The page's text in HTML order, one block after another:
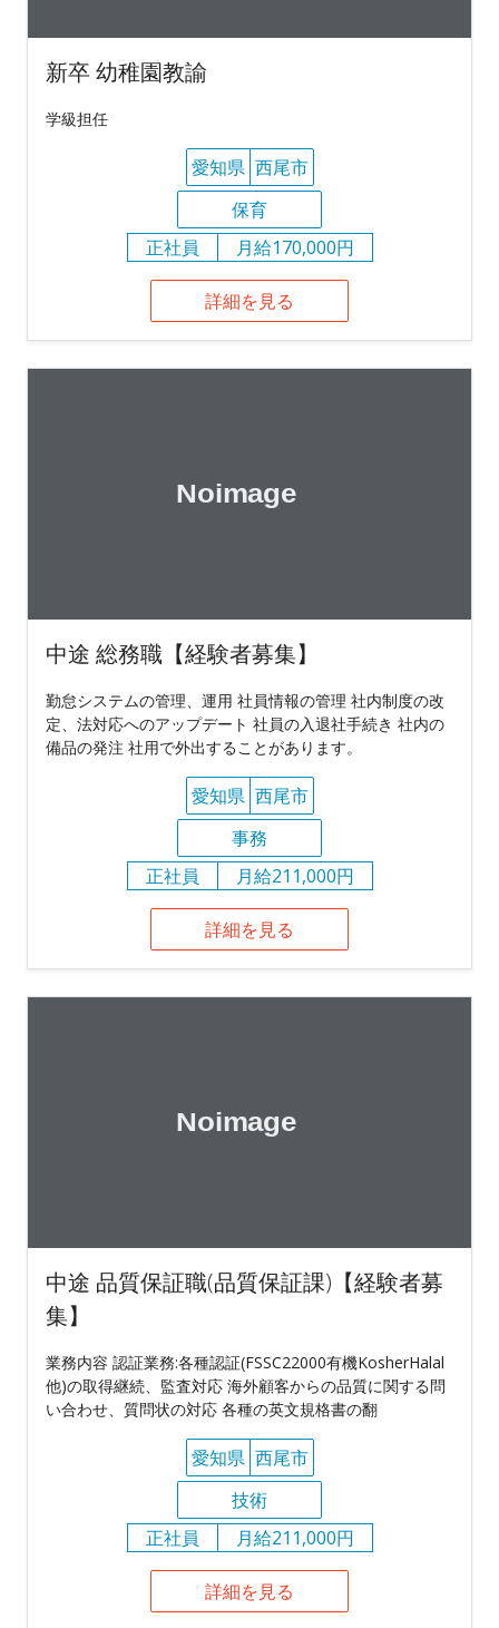
新卒 幼稚園教諭
学級担任
愛知県 西尾市
保育
正社員
月給170,000円
詳細を見る
中途 総務職【経験者募集】
勤怠システムの管理、運用 社員情報の管理 社内制度の改
定、法対応へのアップデート 社員の入退社手続き 社内の
備品の発注 社用で外出することがあります。
愛知県 西尾市
事務
正社員
月給211,000円
詳細を見る
中途 品質保証職(品質保証課)【経験者募
集】
業務内容 認証業務:各種認証(FSSC22000有機KosherHalal
他)の取得継続、監査対応 海外顧客からの品質に関する問
い合わせ、質問状の対応 各種の英文規格書の翻
愛知県 西尾市
技術
正社員
月給211,000円
詳細を見る